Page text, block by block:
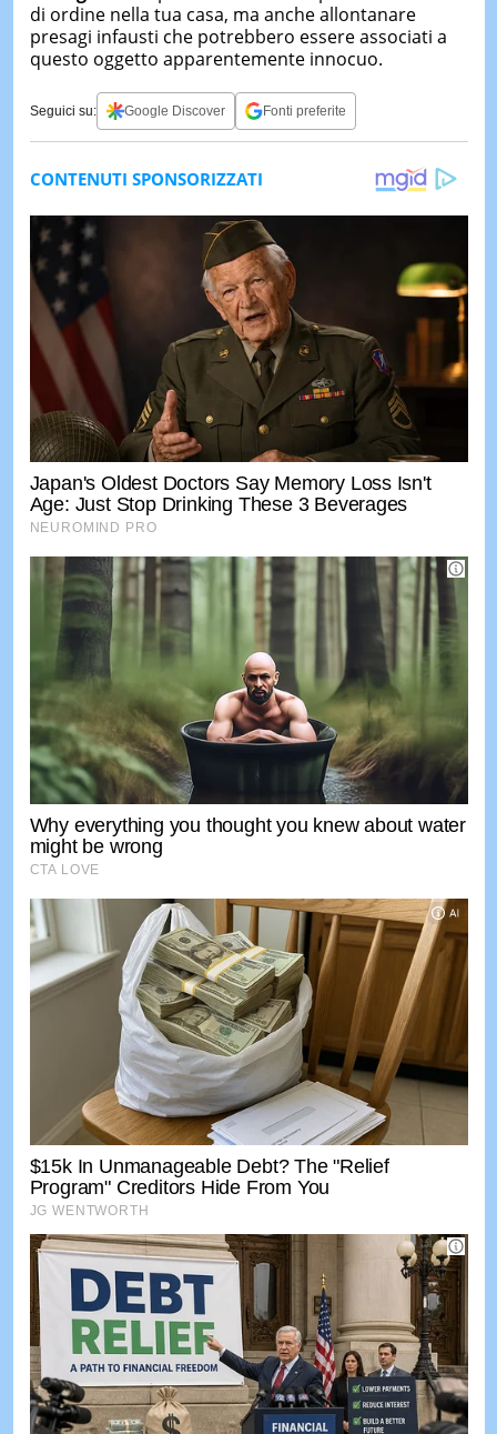
di ordine nella tua casa, ma anche allontanare
presagi infausti che potrebbero essere associati a
questo oggetto apparentemente innocuo.
Seguici su: Google Discover Fonti preferite